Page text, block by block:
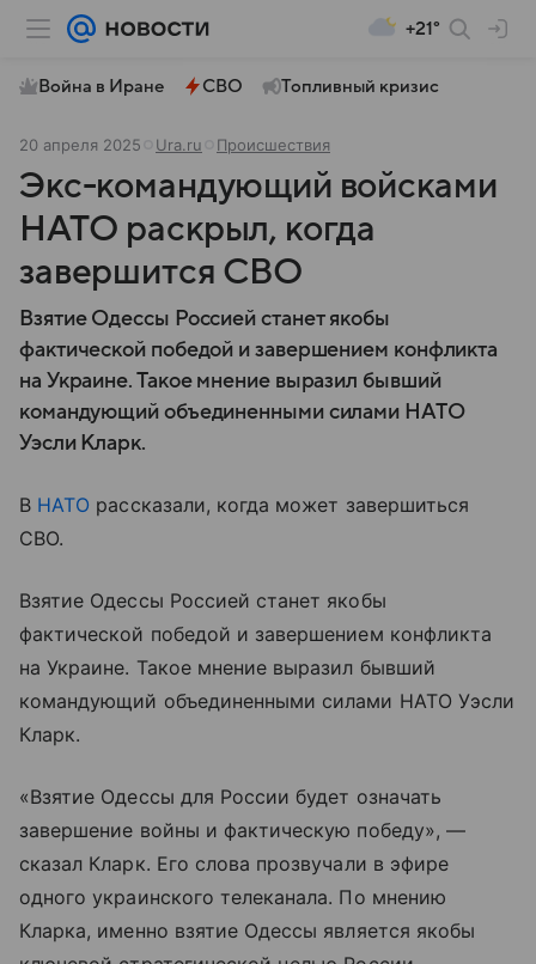
+21°
Война в Иране СВО Топливный кризис
20 апреля 2025 Ura.ru Происшествия
Экс-командующий войсками
НАТО раскрыл, когда
завершится СВО
Взятие Одессы Россией станет якобы
фактической победой и завершением конфликта
на Украине. Такое мнение выразил бывший
командующий объединенными силами НАТО
Уэсли Кларк.
В НАТО рассказали, когда может завершиться
СВО.
Взятие Одессы Россией станет якобы
фактической победой и завершением конфликта
на Украине. Такое мнение выразил бывший
командующий объединенными силами НАТО Уэсли
Кларк.
«Взятие Одессы для России будет означать
завершение войны и фактическую победу», —
сказал Кларк. Его слова прозвучали в эфире
одного украинского телеканала. По мнению
Кларка, именно взятие Одессы является якобы